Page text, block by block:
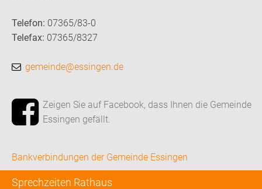
Telefon: 07365/83-0
Telefax: 07365/8327
gemeinde@essingen.de
Zeigen Sie auf Facebook, dass Ihnen die Gemeinde
Essingen gefällt.
Bankverbindungen der Gemeinde Essingen
Sprechzeiten Rathaus